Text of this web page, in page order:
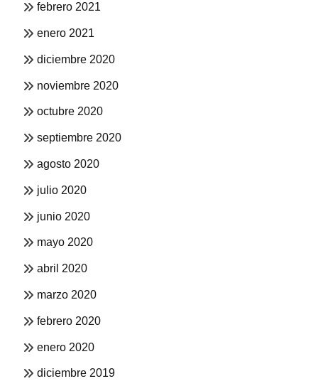
febrero 2021
enero 2021
diciembre 2020
noviembre 2020
octubre 2020
septiembre 2020
agosto 2020
julio 2020
junio 2020
mayo 2020
abril 2020
marzo 2020
febrero 2020
enero 2020
diciembre 2019